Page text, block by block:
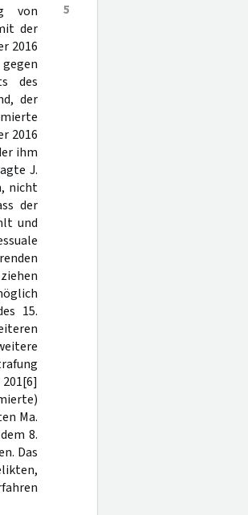
5
von
der
2016
des
der
2016
ihm
J.
nicht
der
und
15.
Ma.
8.
Das